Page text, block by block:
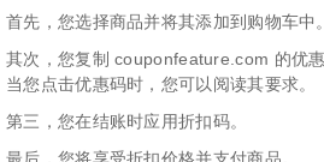
首先，您选择商品并将其添加到购物车中
其次，您复制 couponfeature.com 的优
当您点击优惠码时，您可以阅读其要求。
第三，您在结账时应用折扣码。